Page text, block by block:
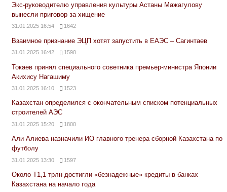
Экс-руководителю управления культуры Астаны Мажагулову
вынесли приговор за хищение
31.01.2025 16:54 1642
Взаимное признание ЭЦП хотят запустить в ЕАЭС – Сагинтаев
31.01.2025 16:42 1590
Токаев принял специального советника премьер-министра Японии
Акихису Нагашиму
31.01.2025 16:10 1523
Казахстан определился с окончательным списком потенциальных
строителей АЭС
31.01.2025 15:20 1800
Али Алиева назначили ИО главного тренера сборной Казахстана по
футболу
31.01.2025 13:30 1597
Около Т1,1 трлн достигли «безнадежные» кредиты в банках
Казахстана на начало года